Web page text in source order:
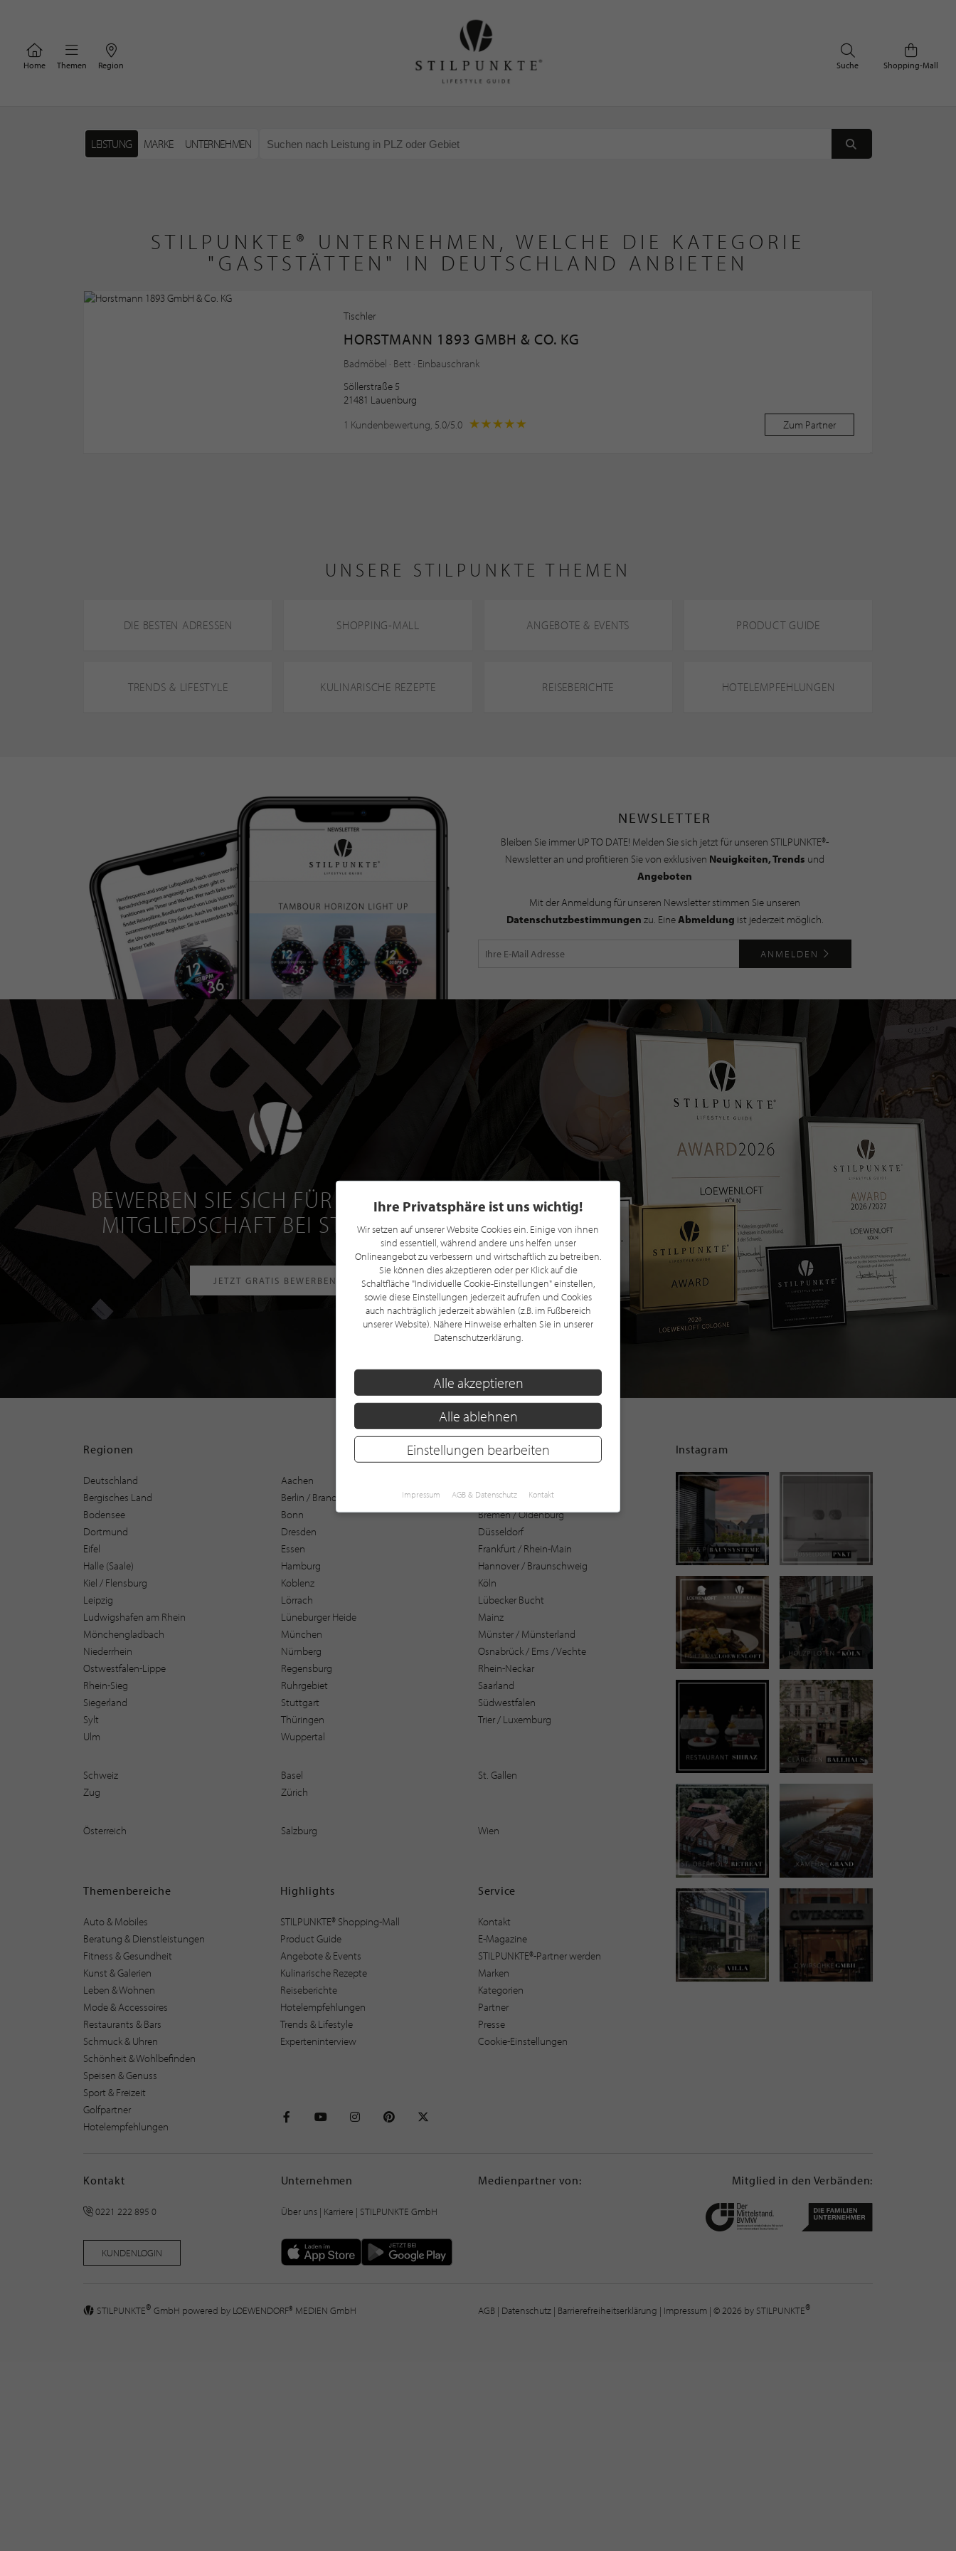
Home Themen Region Shopping-Mall
Suche
LEISTUNG MARKE UNTERNEHMEN
STILPUNKTE® UNTERNEHMEN, WELCHE DIE KATEGORIE
"GASTSTÄTTEN" IN DEUTSCHLAND ANBIETEN
Tischler
HORSTMANN 1893 GMBH & CO. KG
Badmöbel · Bett · Einbauschrank
Söllerstraße 5
21481 Lauenburg
1 Kundenbewertung, 5.0/5.0
Zum Partner
UNSERE STILPUNKTE THEMEN
DIE BESTEN ADRESSEN SHOPPING-MALL ANGEBOTE & EVENTS PRODUCT GUIDE
TRENDS & LIFESTYLE KULINARISCHE REZEPTE REISEBERICHTE HOTELEMPFEHLUNGEN
NEWSLETTER
Bleiben Sie immer UP TO DATE! Melden Sie sich jetzt für unseren STILPUNKTE®-
Newsletter an und profitieren Sie von exklusiven Neuigkeiten, Trends und
Angeboten
Mit der Anmeldung für unseren Newsletter stimmen Sie unseren
Datenschutzbestimmungen zu. EineAbmeldung ist jederzeit möglich.
ANMELDEN
BEWERBEN SIE SICH FÜR EINE GRATIS
MITGLIEDSCHAFT BEI STILPUNKTE®
JETZT GRATIS BEWERBEN
Regionen
Deutschland Aachen
Bergisches Land
Berlin / Brandenburg
Bochum
Bodensee
Bonn
Bremen / Oldenburg
Dortmund
Dresden
Düsseldorf
Eifel
Essen
Frankfurt / Rhein-Main
Halle (Saale)
Hamburg
Hannover / Braunschweig
Kiel / Flensburg
Koblenz
Köln
Leipzig
Lörrach
Lübecker Bucht
Ludwigshafen am Rhein
Lüneburger Heide
Mainz
Mönchengladbach
München
Münster / Münsterland
Niederrhein
Nürnberg
Osnabrück / Ems / Vechte
Ostwestfalen-Lippe
Regensburg
Rhein-Neckar
Rhein-Sieg
Ruhrgebiet
Saarland
Siegerland
Stuttgart
Südwestfalen
Sylt
Thüringen
Trier / Luxemburg
Ulm
Wuppertal
Schweiz Basel
St. Gallen
Zug
Zürich
Österreich Salzburg Wien
Themenbereiche
Auto & Mobiles
Beratung & Dienstleistungen
Fitness & Gesundheit
Kunst & Galerien
Leben & Wohnen
Mode & Accessoires
Restaurants & Bars
Schmuck & Uhren
Schönheit & Wohlbefinden
Speisen & Genuss
Sport & Freizeit
Golfpartner
Hotelempfehlungen
Highlights
STILPUNKTE® Shopping-Mall
Product Guide
Angebote & Events
Kulinarische Rezepte
Reiseberichte
Hotelempfehlungen
Trends & Lifestyle
Experteninterview
Service
Kontakt
E-Magazine
STILPUNKTE®-Partner werden
Marken
Kategorien
Partner
Presse
Cookie-Einstellungen
Instagram
Kontakt
0221 222 895 0
KUNDENLOGIN
Unternehmen
Über uns| Karriere | STILPUNKTE GmbH
Medienpartner von: Mitglied in den Verbänden:
STILPUNKTE® GmbH powered by LOEWENDORF® MEDIEN GmbH AGB | Datenschutz | Barrierefreiheitserklärung | Impressum | © 2026 by STILPUNKTE®
Ihre Privatsphäre ist uns wichtig!
Wir setzen auf unserer Website Cookies ein. Einige von ihnen
sind essentiell, während andere uns helfen unser
Onlineangebot zu verbessern und wirtschaftlich zu betreiben.
Sie können dies akzeptieren oder per Klick auf die
Schaltfläche "Individuelle Cookie-Einstellungen" einstellen,
sowie diese Einstellungen jederzeit aufrufen und Cookies
auch nachträglich jederzeit abwählen (z.B. im Fußbereich
unserer Website). Nähere Hinweise erhalten Sie in unserer
Datenschutzerklärung.
Alle akzeptieren
Alle ablehnen
Einstellungen bearbeiten
Impressum AGB & Datenschutz Kontakt